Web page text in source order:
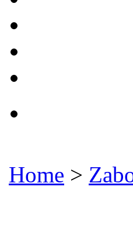
Home >